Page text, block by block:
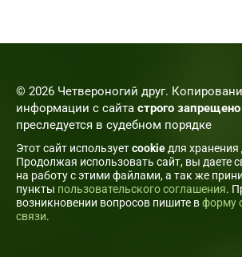
© 2026 Четвероногий друг.
информации с сайта строго запрещено
преследуется в судебном порядке
Этот сайт используетcookie для
Продолжая использовать сайт, вы даете
на работу с этими файлами, а так же
пункты пользовательского соглашения.
возникновении вопросов пишите вформу
связи.